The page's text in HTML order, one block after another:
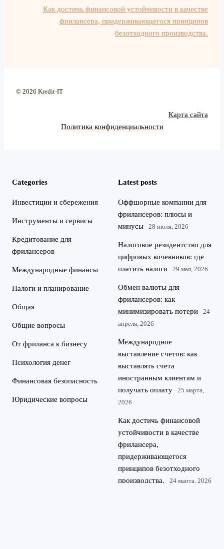
Как достичь финансовой устойчивости в качестве
фрилансера, придерживающегося принципов
безотходного производства.
© 2026 Kredit-IT
Карта сайта
Политика конфиденциальности
Categories
Инвестиции и сбережения
Инструменты и сервисы
Кредитование для
фрилансеров
Международные финансы
Налоги и планирование
Общая
Общие вопросы
От фриланса к бизнесу
Психология денег
Финансовая безопасность
Юридические вопросы
Latest posts
Оффшорные компании для
фрилансеров: плюсы и
минусы
28 июля, 2026
Налоговое резидентство для
цифровых кочевников: где
платить налоги
29 мая, 2026
Обмен валюты для
фрилансеров: как
минимизировать потери
24
апреля, 2026
Международное
выставление счетов: как
выставлять счета
иностранным клиентам и
получать оплату
25 марта,
2026
Как достичь финансовой
устойчивости в качестве
фрилансера,
придерживающегося
принципов безотходного
производства.
24 марта, 2026